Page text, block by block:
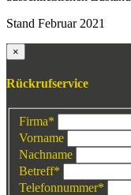
Stand Februar 2021
×
Rückrufservice
Firma*
Vorname
Nachname
Betreff*
Telefonnummer*